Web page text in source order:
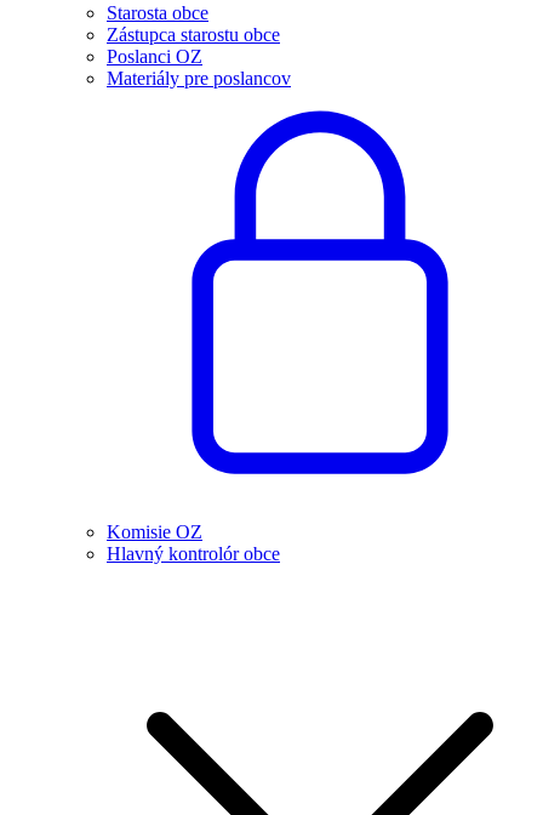
Starosta obce
Zástupca starostu obce
Poslanci OZ
Materiály pre poslancov
Komisie OZ
Hlavný kontrolór obce